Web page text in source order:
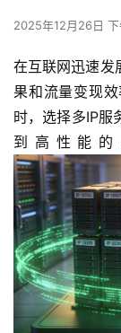
2025年12月26日
在互联网迅速发
果和流量变现
时，选择多IP服
到高性能